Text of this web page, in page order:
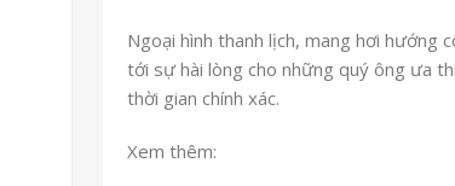
Ngoại hình thanh lịch, mang hơi hướng
tới sự hài lòng cho những quý ông ưa
thời gian chính xác.
Xem thêm: